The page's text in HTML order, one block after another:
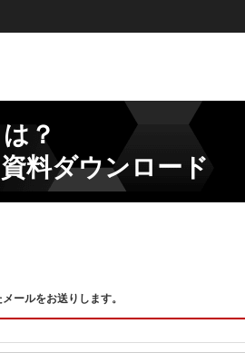
？
料ダウンロード
ールをお送りします。